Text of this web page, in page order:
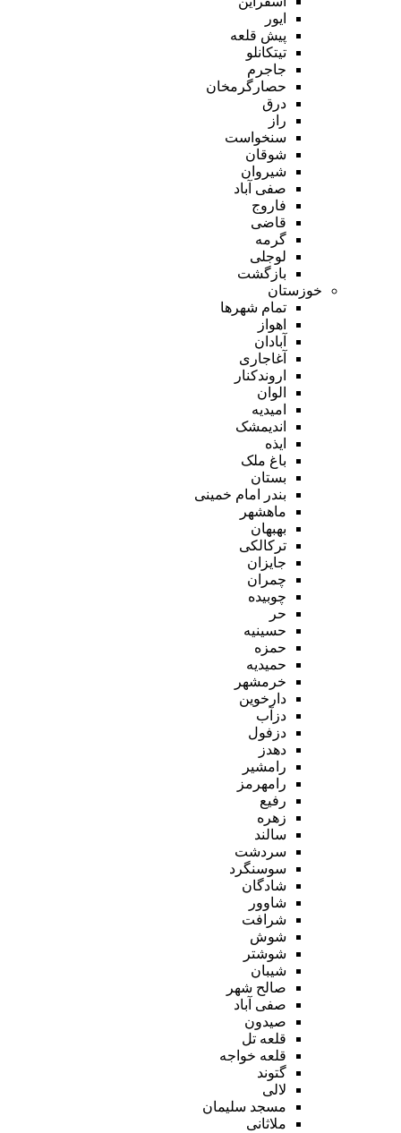
ایور
پیش قلعه
تیتکانلو
جاجرم
حصارگرمخان
درق
راز
سنخواست
شوقان
شیروان
صفی آباد
فاروج
قاضی
گرمه
لوجلی
بازگشت
خوزستان
تمام شهر‌ها
اهواز
آبادان
آغاجاری
اروندکنار
الوان
امیدیه
اندیمشک
ایذه
باغ ملک
بستان
بندر امام خمینی
ماهشهر
بهبهان
ترکالکی
جایزان
چمران
چوبیده
حر
حسینیه
حمزه
حمیدیه
خرمشهر
دارخوین
دزآب
دزفول
دهدز
رامشیر
رامهرمز
رفیع
زهره
سالند
سردشت
سوسنگرد
شادگان
شاوور
شرافت
شوش
شوشتر
شیبان
صالح شهر
صفی آباد
صیدون
قلعه تل
قلعه خواجه
گتوند
لالی
مسجد سلیمان
ملاثانی